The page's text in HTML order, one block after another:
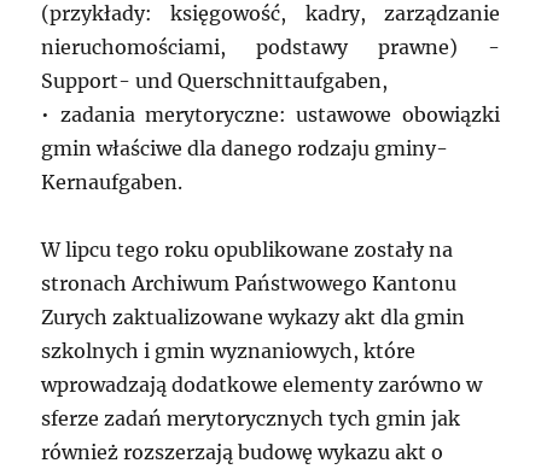
(przykłady: księgowość, kadry, zarządzanie
nieruchomościami, podstawy prawne) -
Support- und Querschnittaufgaben,
• zadania merytoryczne: ustawowe obowiązki
gmin właściwe dla danego rodzaju gminy-
Kernaufgaben.
W lipcu tego roku opublikowane zostały na
stronach Archiwum Państwowego Kantonu
Zurych zaktualizowane wykazy akt dla gmin
szkolnych i gmin wyznaniowych, które
wprowadzają dodatkowe elementy zarówno w
sferze zadań merytorycznych tych gmin jak
również rozszerzają budowę wykazu akt o